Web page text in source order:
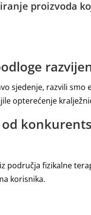
proizvoda
sjedenje, razvili
opterećenje
područja fizikalne
korisnika.